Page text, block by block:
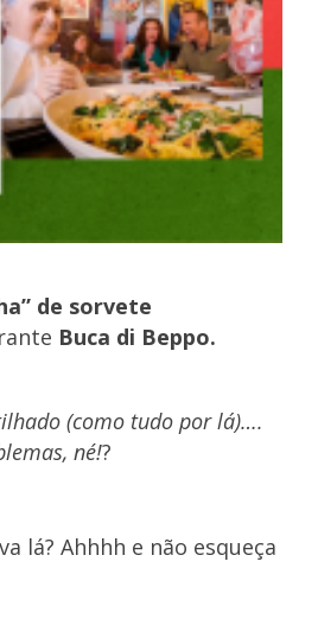
de sorvete
Buca di Beppo.
(como tudo por lá)….
né!?
lá? Ahhhh e não esqueça